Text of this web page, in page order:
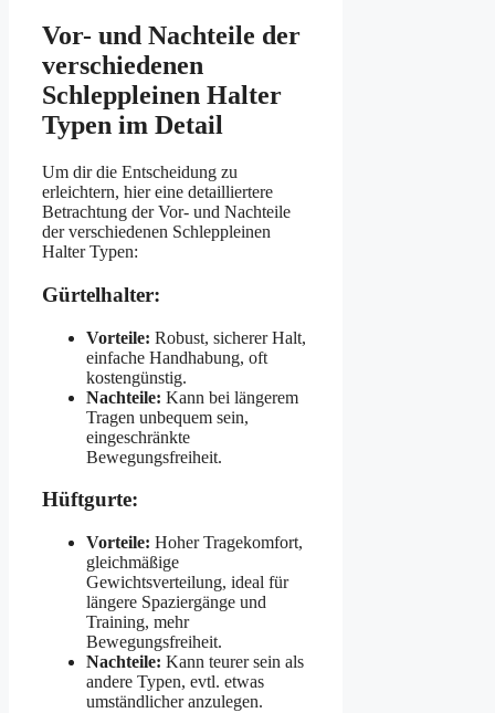
Vor- und Nachteile der
verschiedenen
Schleppleinen Halter
Typen im Detail
Um dir die Entscheidung zu
erleichtern, hier eine detailliertere
Betrachtung der Vor- und Nachteile
der verschiedenen Schleppleinen
Halter Typen:
Gürtelhalter:
Vorteile: Robust, sicherer Halt,
einfache Handhabung, oft
kostengünstig.
Nachteile: Kann bei längerem
Tragen unbequem sein,
eingeschränkte
Bewegungsfreiheit.
Hüftgurte:
Vorteile: Hoher Tragekomfort,
gleichmäßige
Gewichtsverteilung, ideal für
längere Spaziergänge und
Training, mehr
Bewegungsfreiheit.
Nachteile: Kann teurer sein als
andere Typen, evtl. etwas
umständlicher anzulegen.